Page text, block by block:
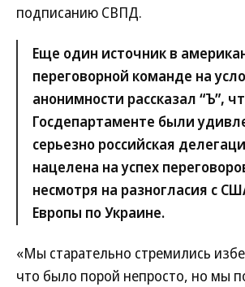
подписанию СВПД.
Еще один источник в
переговорной команде на
анонимности рассказал “Ъ”,
Госдепартаменте были
серьезно российская
нацелена на успех
несмотря на разногласия с
Европы по Украине.
«Мы старательно стремились
что было порой непросто, но мы